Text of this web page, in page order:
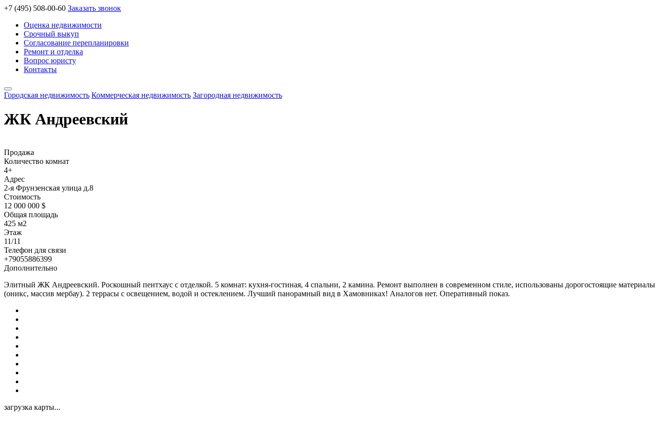
+7 (495) 508-00-60 Заказать звонок
Оценка недвижимости
Срочный выкуп
Согласование перепланировки
Ремонт и отделка
Вопрос юристу
Контакты
Городская недвижимость Коммерческая недвижимость Загородная недвижимость
ЖК Андреевский
Продажа
Количество комнат
4+
Адрес
2-я Фрунзенская улица д.8
Стоимость
12 000 000 $
Общая площадь
425 м2
Этаж
11/11
Телефон для связи
+79055886399
Дополнительно
Элитный ЖК Андреевский. Роскошный пентхаус с отделкой. 5 комнат: кухня-гостиная, 4 спальни, 2 камина. Ремонт выполнен в современном стиле, использованы дорогостоящие материалы
(оникс, массив мербау). 2 террасы с освещением, водой и остеклением. Лучший панорамный вид в Хамовниках! Аналогов нет. Оперативный показ.
загрузка карты...